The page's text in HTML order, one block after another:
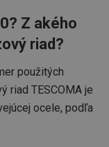
Z akého
riad?
použitých
riad TESCOMA je
ocele, podľa